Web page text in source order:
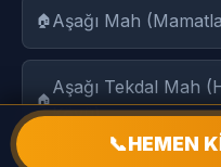
Aşağı Mah
Aşağı Tekdal Mah
Köyü)
📞HEMEN